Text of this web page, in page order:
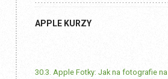
APPLE KURZY
30.3. Apple Fotky: Jak na fotografie na